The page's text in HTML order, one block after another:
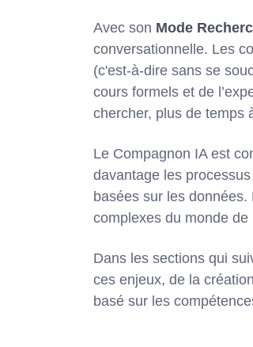
Avec son Mode
conversationnelle. Les
(c'est-à-dire sans se
cours formels et de
chercher, plus de temps
Le Compagnon IA est
davantage les
basées sur les
complexes du monde
Dans les sections qui
ces enjeux, de la
basé sur les